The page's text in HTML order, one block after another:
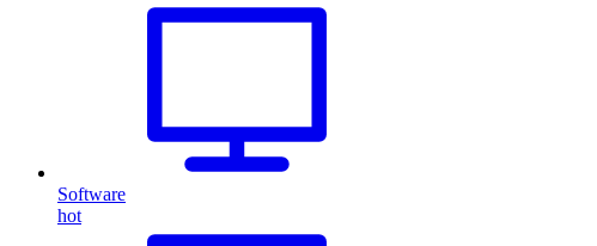
Software
hot